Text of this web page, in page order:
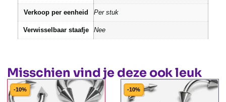
Verkoop per eenheid Per stuk
Verwisselbaar staafje Nee
Misschien vind je deze ook leuk
-10% -10%